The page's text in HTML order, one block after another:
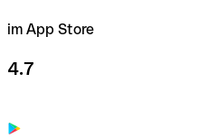
im App Store
4.7